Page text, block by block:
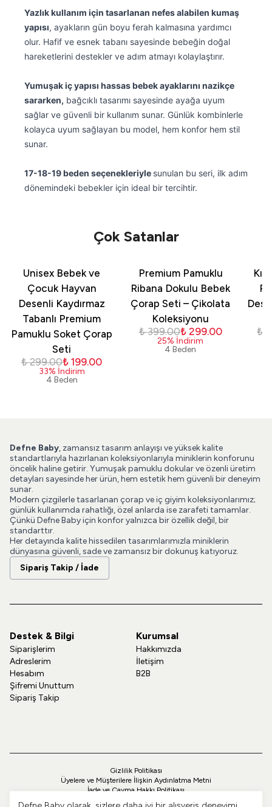
Yazlık kullanım için tasarlanan nefes alabilen kumaş
yapısı, ayakların gün boyu ferah kalmasına yardımcı
olur. Hafif ve esnek tabanı sayesinde bebeğin doğal
hareketlerini destekler ve adım atmayı kolaylaştırır.
Yumuşak iç yapısı hassas bebek ayaklarını nazikçe
sararken, bağcıklı tasarımı sayesinde ayağa uyum
sağlar ve güvenli bir kullanım sunar. Günlük kombinlerle
kolayca uyum sağlayan bu model, hem konfor hem stil
sunar.
17-18-19 beden seçenekleriyle sunulan bu seri, ilk adım
dönemindeki bebekler için ideal bir tercihtir.
Çok Satanlar
Unisex Bebek ve
Çocuk Hayvan
Desenli Kaydırmaz
Tabanlı Premium
Pamuklu Soket Çorap
Seti
₺ 299.00₺ 199.00
33% İndirim
4 Beden
Premium Pamuklu
Ribana Dokulu Bebek
Çorap Seti – Çikolata
Koleksiyonu
₺ 399.00₺ 299.00
25% İndirim
4 Beden
₺
Defne Baby, zamansız tasarım anlayışı ve yüksek kalite
standartlarıyla hazırlanan koleksiyonlarıyla miniklerin konforunu
öncelik haline getirir. Yumuşak pamuklu dokular ve özenli üretim
detayları sayesinde her ürün, hem estetik hem güvenli bir deneyim
sunar.
Modern çizgilerle tasarlanan çorap ve iç giyim koleksiyonlarımız;
günlük kullanımda rahatlığı, özel anlarda ise zarafeti tamamlar.
Çünkü Defne Baby için konfor yalnızca bir özellik değil, bir
standarttır.
Her detayında kalite hissedilen tasarımlarımızla miniklerin
dünyasına güvenli, sade ve zamansız bir dokunuş katıyoruz.
Sipariş Takip / İade
Destek & Bilgi
Siparişlerim
Adreslerim
Hesabım
Şifremi Unuttum
Sipariş Takip
Kurumsal
Hakkımızda
İletişim
B2B
Gizlilik Politikası
Üyelere ve Müşterilere İlişkin Aydınlatma Metni
İade ve Cayma Hakkı Politikası